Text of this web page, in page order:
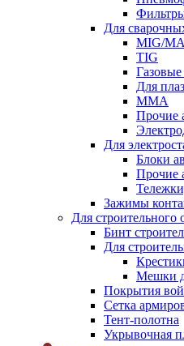
Для
MIG/
TIG
Для
ММА
Прочие
Для
Блоки
Прочие
Зажимы
Для строительного
Бинт
Для
Мешки
Покрытия
Сетка
Тент-полотна
Укрывочная